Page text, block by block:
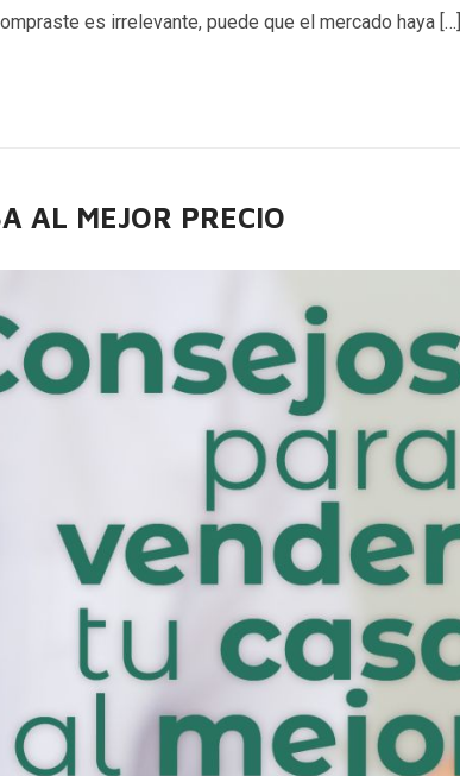
es irrelevante, puede que el mercado haya […]
AL MEJOR PRECIO